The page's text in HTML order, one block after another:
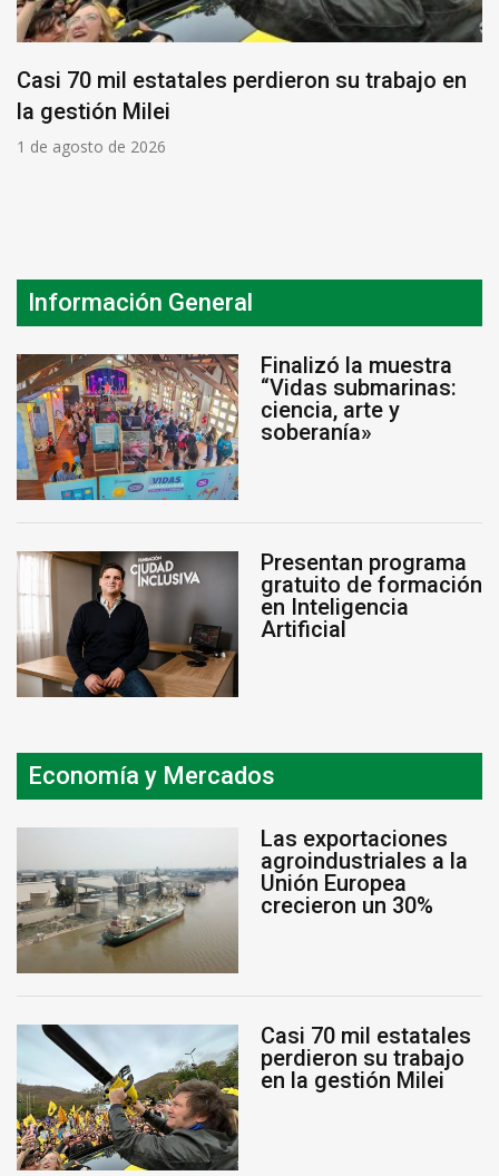
Casi 70 mil estatales perdieron su trabajo en
la gestión Milei
1 de agosto de 2026
Información General
Finalizó la muestra
“Vidas submarinas:
ciencia, arte y
soberanía»
Presentan programa
gratuito de formación
en Inteligencia
Artificial
Economía y Mercados
Las exportaciones
agroindustriales a la
Unión Europea
crecieron un 30%
Casi 70 mil estatales
perdieron su trabajo
en la gestión Milei